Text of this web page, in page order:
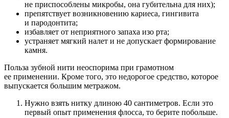
не приспособлены микробы, она губительна для них);
препятствует возникновению кариеса, гингивита
и пародонтита;
избавляет от неприятного запаха изо рта;
устраняет мягкий налет и не допускает формирование
камня.
Польза зубной нити неоспорима при грамотном
ее применении. Кроме того, это недорогое средство, которое
выпускается большим метражом.
Нужно взять нитку длиною 40 сантиметров. Если это
первый опыт применения флосса, то берите побольше.